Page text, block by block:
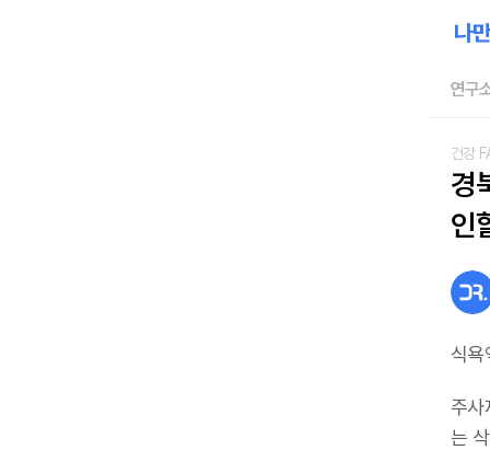
연구
건강
경
인
식욕
주사
는